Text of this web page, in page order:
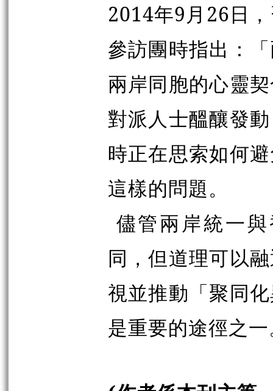
2014年9月26日
參訪團時指出：
兩岸同胞的心靈
對派人士醞釀發
時正在思索如何
這樣的問題。
儘管兩岸統一
同，但道理可以
視並推動「聚同
是重要的途徑之